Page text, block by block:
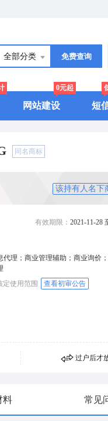
全部分类 免费查询
网站建设
0元起
短
同名商标
该持有人名下
有效期限： 2021-11-28
理；商业管理辅助；商业询价
定使用范围 查看初审公告
过户后才
料 常见